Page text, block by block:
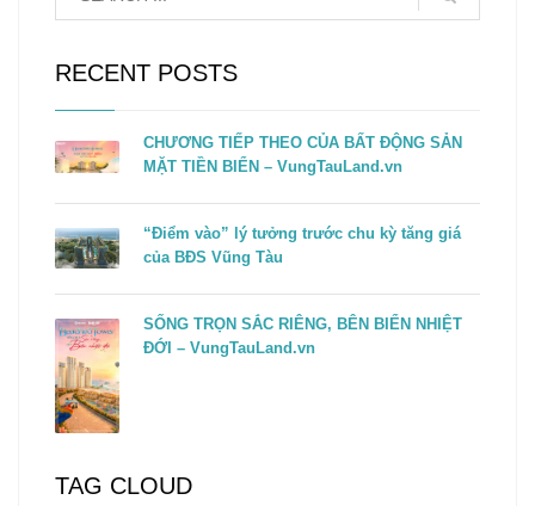
RECENT POSTS
CHƯƠNG TIẾP THEO CỦA BẤT ĐỘNG SẢN
MẶT TIỀN BIỂN – VungTauLand.vn
“Điểm vào” lý tưởng trước chu kỳ tăng giá
của BĐS Vũng Tàu
SỐNG TRỌN SẮC RIÊNG, BÊN BIỂN NHIỆT
ĐỚI – VungTauLand.vn
TAG CLOUD